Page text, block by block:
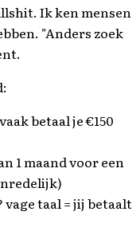
Ik ken mensen
"Anders zoek
betaal je €150
1 maand voor een
taal = jij betaalt